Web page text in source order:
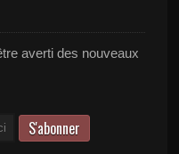
averti des nouveaux